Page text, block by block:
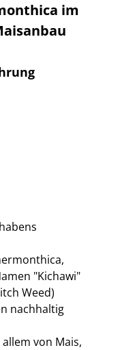
im
"Kichawi"
Weed)
nachhaltig
von Mais,